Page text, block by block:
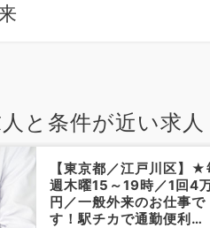
と条件が近い求人
【東京都／江戸川区】★
週木曜15～19時／1回4
円／一般外来のお仕事で
す！駅チカで通勤便利